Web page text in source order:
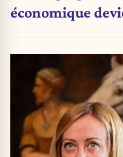
économique